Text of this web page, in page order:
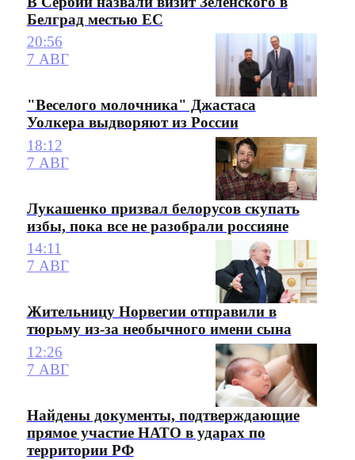
Белград местью ЕС
20:56
7 АВГ
"Веселого молочника" Джастаса
Уолкера выдворяют из России
18:12
7 АВГ
Лукашенко призвал белорусов скупать
избы, пока все не разобрали россияне
14:11
7 АВГ
Жительницу Норвегии отправили в
тюрьму из-за необычного имени сына
12:26
7 АВГ
Найдены документы, подтверждающие
прямое участие НАТО в ударах по
территории РФ